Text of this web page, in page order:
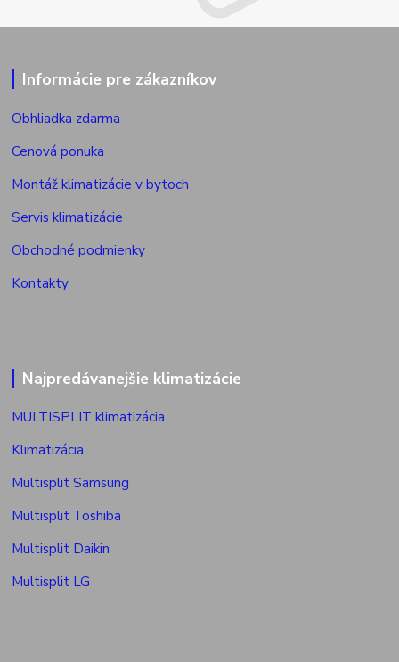
Informácie pre zákazníkov
Obhliadka zdarma
Cenová ponuka
Montáž klimatizácie v bytoch
Servis klimatizácie
Obchodné podmienky
Kontakty
Najpredávanejšie klimatizácie
MULTISPLIT klimatizácia
Klimatizácia
Multisplit Samsung
Multisplit Toshiba
Multisplit Daikin
Multisplit LG